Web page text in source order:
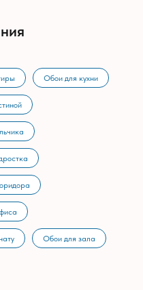
Обои для кухни
Обои для зала